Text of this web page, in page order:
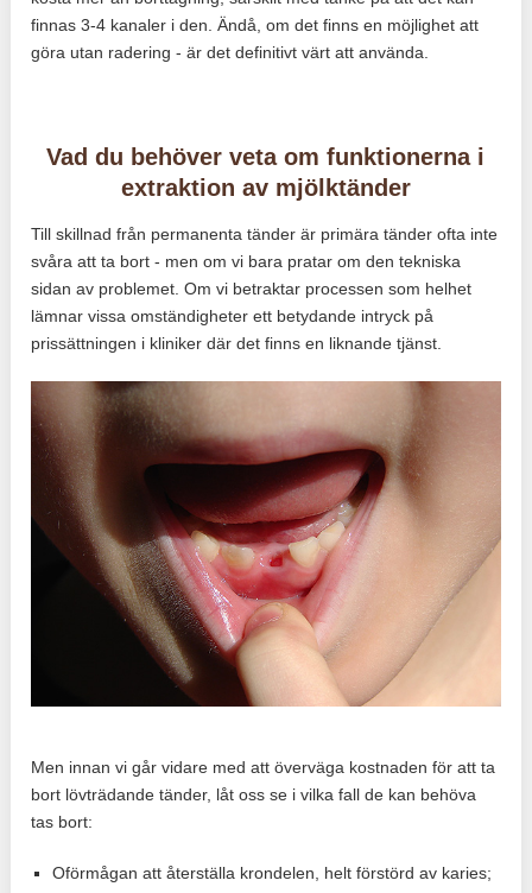
finnas 3-4 kanaler i den. Ändå, om det finns en möjlighet att
göra utan radering - är det definitivt värt att använda.
Vad du behöver veta om funktionerna i
extraktion av mjölktänder
Till skillnad från permanenta tänder är primära tänder ofta inte
svåra att ta bort - men om vi bara pratar om den tekniska
sidan av problemet. Om vi ​​betraktar processen som helhet
lämnar vissa omständigheter ett betydande intryck på
prissättningen i kliniker där det finns en liknande tjänst.
Men innan vi går vidare med att överväga kostnaden för att ta
bort lövträdande tänder, låt oss se i vilka fall de kan behöva
tas bort:
Oförmågan att återställa krondelen, helt förstörd av karies;